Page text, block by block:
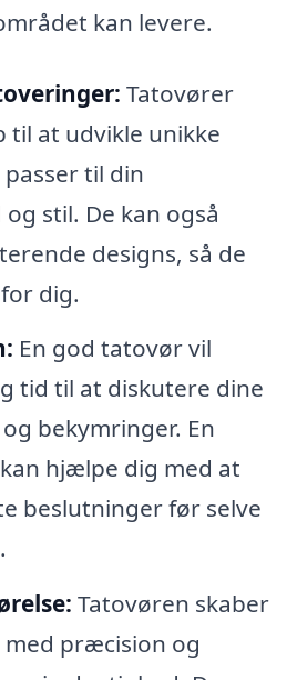
kan levere.
Tatovører
at udvikle unikke
til din
stil. De kan også
designs, så de
dig.
En god tatovør vil
tid til at diskutere dine
bekymringer. En
hjælpe dig med at
beslutninger før selve
Tatovøren skaber
præcision og